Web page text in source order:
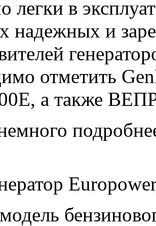
легки в
надежных и
отметить
а также